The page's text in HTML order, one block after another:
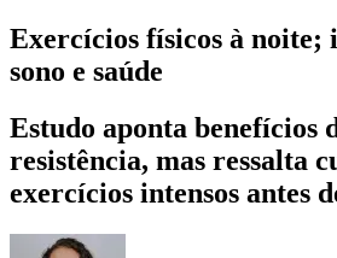
Exercícios físicos à noite;
sono e saúde
Estudo aponta benefícios
resistência, mas ressalta
exercícios intensos antes